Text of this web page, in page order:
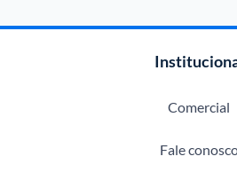
Comercial
Fale